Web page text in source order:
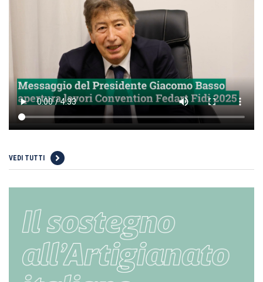
VEDI TUTTI